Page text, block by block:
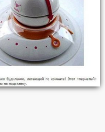
(10 фото)